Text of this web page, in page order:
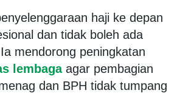
haji ke depan
dan tidak boleh ada
mendorong peningkatan
lembaga agar pembagian
dan BPH tidak tumpang